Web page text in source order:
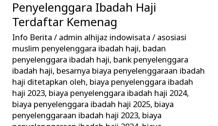
Penyelenggara Ibadah Haji
Terdaftar Kemenag
Info Berita / admin alhijaz indowisata/ asosiasi
muslim penyelenggara ibadah haji, badan
penyelenggara ibadah haji, bank penyelenggara
ibadah haji, besarnya biaya penyelenggaraan ibadah
haji ditetapkan oleh, biaya penyelenggara ibadah
haji 2023, biaya penyelenggara ibadah haji 2024,
biaya penyelenggara ibadah haji 2025, biaya
penyelenggaraan ibadah haji 2023, biaya
Penyelenggara
Ibadah
Haji
Terdaftar
Kemenag